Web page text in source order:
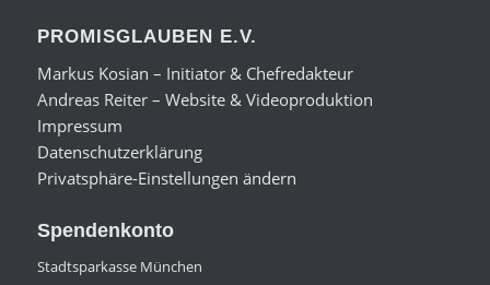
PROMISGLAUBEN E.V.
Markus Kosian – Initiator & Chefredakteur
Andreas Reiter – Website & Videoproduktion
Impressum
Datenschutzerklärung
Privatsphäre-Einstellungen ändern
Spendenkonto
Stadtsparkasse München